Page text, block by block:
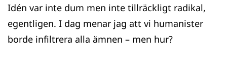
Idén var inte dum men inte tillräckligt radikal,
egentligen. I dag menar jag att vi humanister
borde infiltrera alla ämnen – men hur?